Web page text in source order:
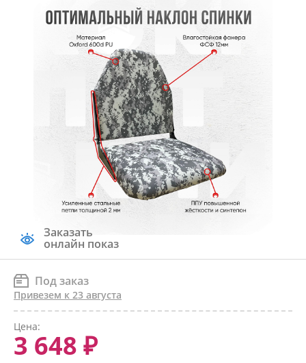
Заказать
онлайн показ
Под заказ
Привезем к 23 августа
Цена:
3 648 ₽